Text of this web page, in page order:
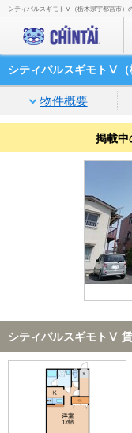
シティパルスギモトⅤ（栃木県宇都宮市）
シティパルスギモトⅤ（
物件概要
掲載中
シティパルスギモトⅤ